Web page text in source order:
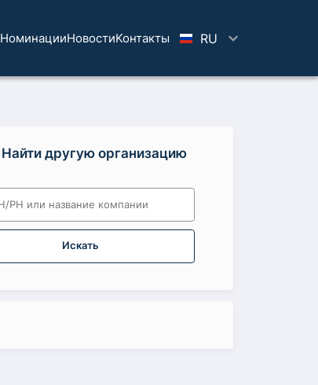
НоминацииНовостиKoнтaкты RU
Найти другую организацию
Искать